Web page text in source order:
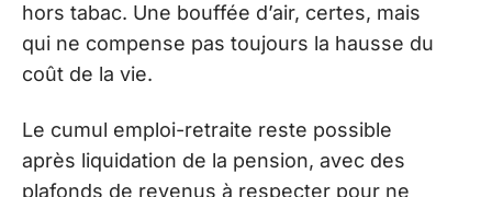
hors tabac. Une bouffée d’air, certes, mais
qui ne compense pas toujours la hausse du
coût de la vie.
Le cumul emploi-retraite reste possible
après liquidation de la pension, avec des
plafonds de revenus à respecter pour ne